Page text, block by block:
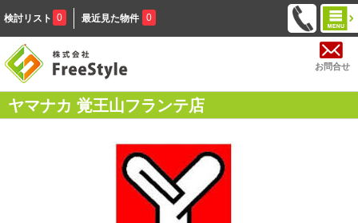
検討リスト 0 最近見た物件 0
お問合せ
ヤマナカ 覚王山フランテ店